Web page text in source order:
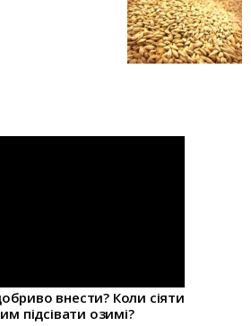
внести? Коли сіяти
підсівати озимі?